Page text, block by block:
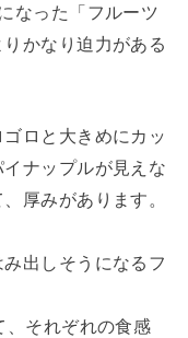
なった「フルーツ
かなり迫力がある
ロと大きめにカッ
ナップルが見えな
厚みがあります。
出しそうになるフ
、それぞれの食感